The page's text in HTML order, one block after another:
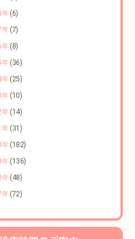
年(6)
年(7)
年(8)
年(36)
年(25)
年(10)
年(14)
年(31)
年(182)
年(136)
年(48)
年(72)